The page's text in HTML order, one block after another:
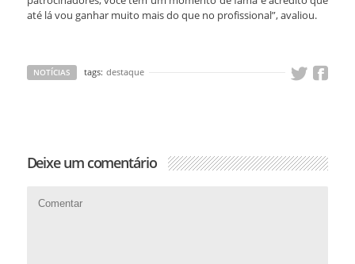
até lá vou ganhar muito mais do que no profissional”, avaliou.
NOTÍCIAS tags: destaque
Deixe um comentário